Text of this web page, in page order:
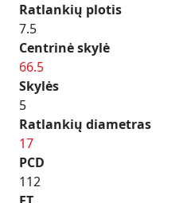
Ratlankių plotis
7.5
Centrinė skylė
66.5
Skylės
5
Ratlankių diametras
17
PCD
112